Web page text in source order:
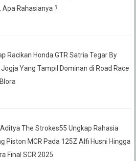
Apa Rahasianya ?
Racikan Honda GTR Satria Tegar By
Jogja Yang Tampil Dominan di Road Race
The Strokes55 Ungkap Rahasia
Piston MCR Pada 125Z Alfi Husni Hingga
Final SCR 2025